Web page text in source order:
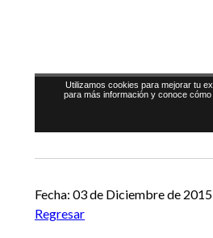
Fecha: 03 de Diciembre de 2015
Regresar